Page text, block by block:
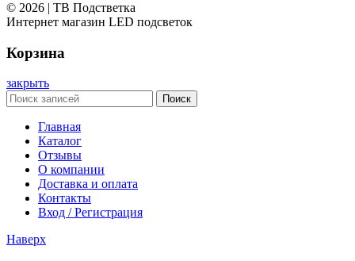
© 2026 | ТВ Подстветка
Интернет магазин LED подсветок
Корзина
закрыть
Поиск
Главная
Каталог
Отзывы
О компании
Доставка и оплата
Контакты
Вход / Регистрация
Наверх